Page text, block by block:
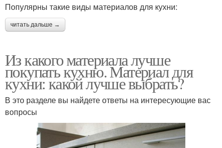
Популярны такие виды материалов для кухни:
читать дальше →
Из какого материала лучше
покупать кухню. Материал для
кухни: какой лучше выбрать?
В это разделе вы найдете ответы на интересующие вас
вопросы